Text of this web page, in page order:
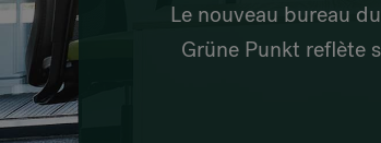
Le nouveau bureau
Grüne Punkt reflète